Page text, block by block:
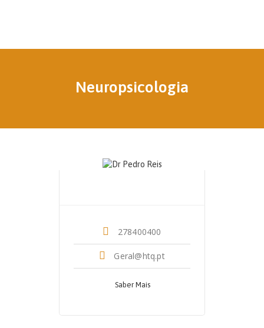
Neuropsicologia
278400400
Geral@htq.pt
Saber Mais